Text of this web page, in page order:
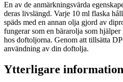
En av de anmärkningsvärda
deras livslängd. Varje 10 ml flaska
späds med en annan olja gjord av
fungerar som en bärarolja som
hos doftoljorna. Genom att tillsätta
användning av din doftolja.
Ytterligare information